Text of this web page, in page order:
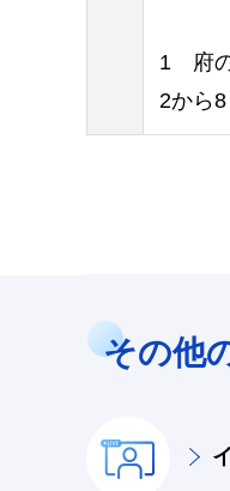
1 府の
2から8
その他